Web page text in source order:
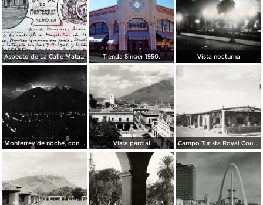
Aspecto de La Calle Matamoros ( Circulada el 8 de Abril de 1912 ). Tienda Singer 1950. Vista nocturna
Monterrey de noche, con tempestad Vista parcial Campo Turista Royal Courts